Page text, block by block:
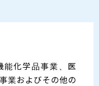
能化学品事業、医
業およびその他の